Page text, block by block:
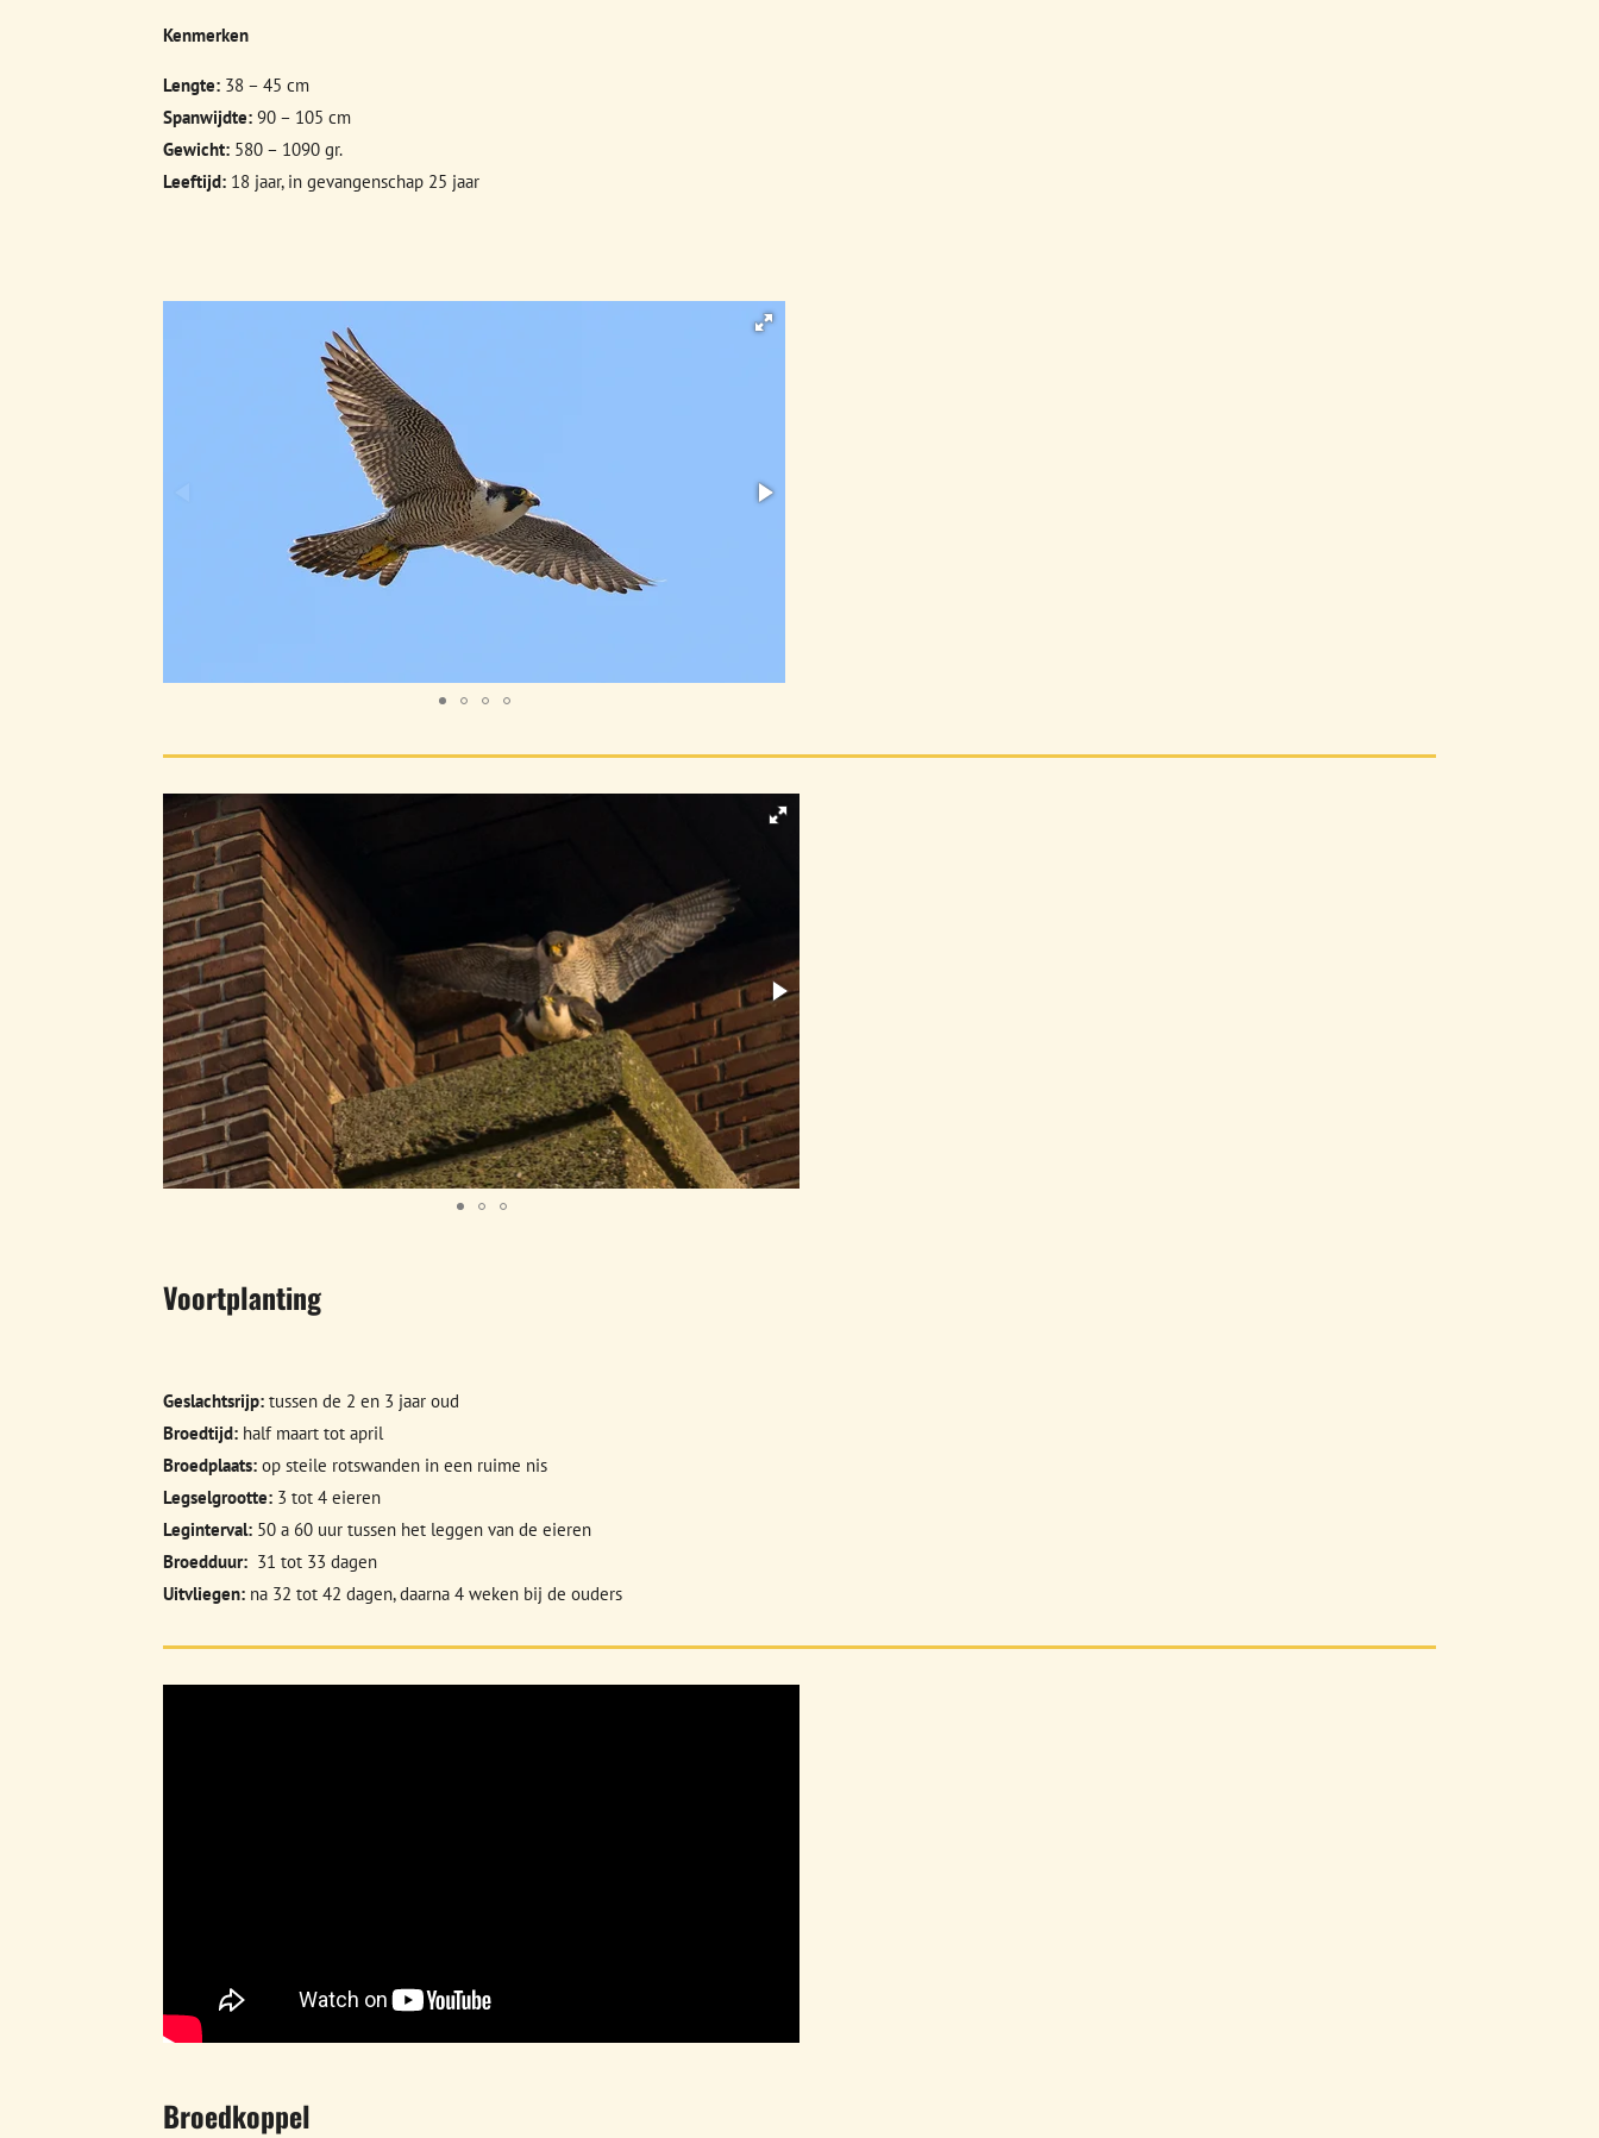
Kenmerken
Lengte: 38 – 45 cm
Spanwijdte: 90 – 105 cm
Gewicht: 580 – 1090 gr.
Leeftijd: 18 jaar, in gevangenschap 25 jaar
Voortplanting
Geslachtsrijp: tussen de 2 en 3 jaar oud
Broedtijd: half maart tot april
Broedplaats: op steile rotswanden in een ruime nis
Legselgrootte: 3 tot 4 eieren
Leginterval: 50 a 60 uur tussen het leggen van de eieren
Broedduur: 31 tot 33 dagen
Uitvliegen: na 32 tot 42 dagen, daarna 4 weken bij de ouders
Broedkoppel